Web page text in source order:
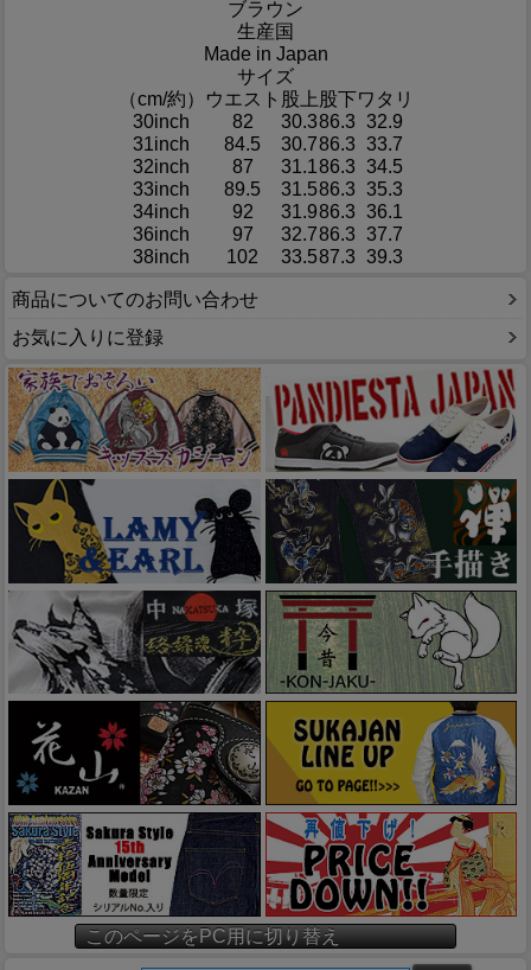
ブラウン
生産国
Made in Japan
サイズ
（cm/約）
ウエスト 股上股下 ワタリ
30inch
82 30.386.3 32.9
31inch
84.5 30.786.3 33.7
32inch
87 31.186.3 34.5
33inch
89.5 31.586.3 35.3
34inch
92 31.986.3 36.1
36inch
97 32.786.3 37.7
38inch
102 33.587.3 39.3
商品についてのお問い合わせ
お気に入りに登録
このページをPC用に切り替え